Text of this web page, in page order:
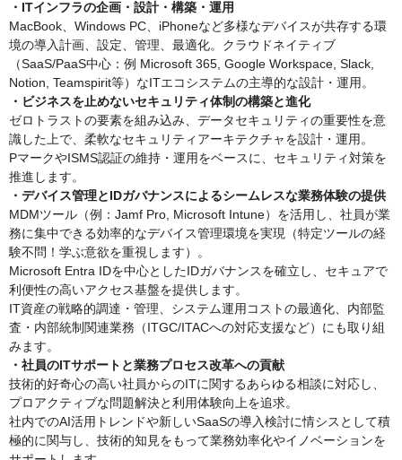
・ITインフラの企画・設計・構築・運用
MacBook、Windows PC、iPhoneなど多様なデバイスが共存する環
境の導入計画、設定、管理、最適化。クラウドネイティブ
（SaaS/PaaS中心：例 Microsoft 365, Google Workspace, Slack,
Notion, Teamspirit等）なITエコシステムの主導的な設計・運用。
・ビジネスを止めないセキュリティ体制の構築と進化
ゼロトラストの要素を組み込み、データセキュリティの重要性を意
識した上で、柔軟なセキュリティアーキテクチャを設計・運用。
PマークやISMS認証の維持・運用をベースに、セキュリティ対策を
推進します。
・デバイス管理とIDガバナンスによるシームレスな業務体験の提供
MDMツール（例：Jamf Pro, Microsoft Intune）を活用し、社員が業
務に集中できる効率的なデバイス管理環境を実現（特定ツールの経
験不問！学ぶ意欲を重視します）。
Microsoft Entra IDを中心としたIDガバナンスを確立し、セキュアで
利便性の高いアクセス基盤を提供します。
IT資産の戦略的調達・管理、システム運用コストの最適化、内部監
査・内部統制関連業務（ITGC/ITACへの対応支援など）にも取り組
みます。
・社員のITサポートと業務プロセス改革への貢献
技術的好奇心の高い社員からのITに関するあらゆる相談に対応し、
プロアクティブな問題解決と利用体験向上を追求。
社内でのAI活用トレンドや新しいSaaSの導入検討に情シスとして積
極的に関与し、技術的知見をもって業務効率化やイノベーションを